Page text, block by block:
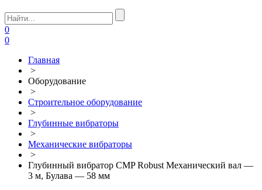
0
0
Главная
>
Оборудование
>
Строительное оборудование
>
Глубинные вибраторы
>
Механические вибраторы
>
Глубинный вибратор CMP Robust Механический вал —
3 м, Булава — 58 мм